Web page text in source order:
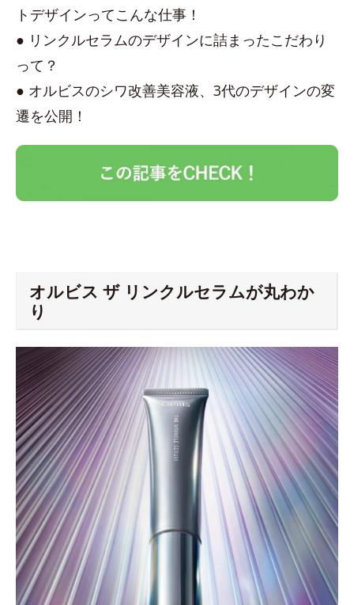
トデザインってこんな仕事！
● リンクルセラムのデザインに詰まったこだわり
って？
● オルビスのシワ改善美容液、3代のデザインの変
遷を公開！
オルビス ザ リンクルセラムが丸わか
り